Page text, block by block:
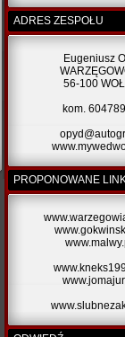
ADRES ZESPOŁU
Eugeniusz
56-100
kom.
PROPONOWANE